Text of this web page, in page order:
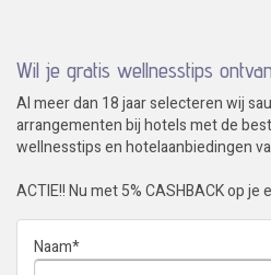
Wil je gratis wellnesstips
Al meer dan 18 jaar selecteren wij
arrangementen bij hotels met de
wellnesstips en hotelaanbiedingen
ACTIE!! Nu met 5% CASHBACK op je
Naam*